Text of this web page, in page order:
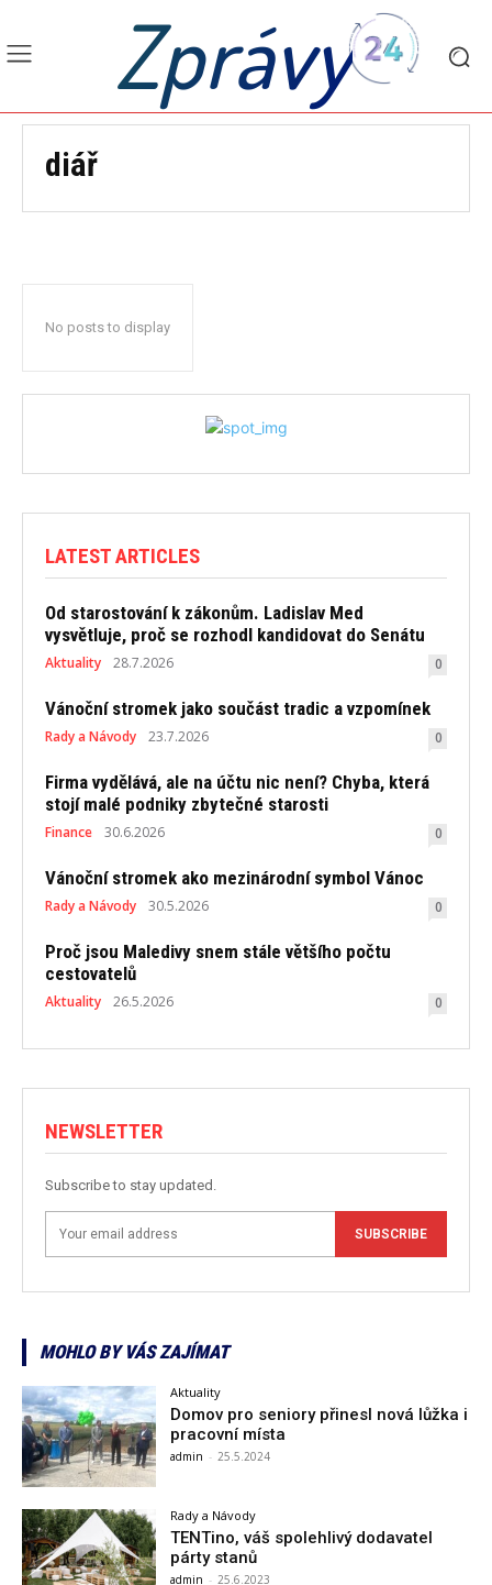
Zprávy
diář
No posts to display
LATEST ARTICLES
Od starostování k zákonům. Ladislav Med
vysvětluje, proč se rozhodl kandidovat do Senátu
Aktuality 28.7.2026 0
Vánoční stromek jako součást tradic a vzpomínek
Rady a Návody 23.7.2026 0
Firma vydělává, ale na účtu nic není? Chyba, která
stojí malé podniky zbytečné starosti
Finance 30.6.2026 0
Vánoční stromek ako mezinárodní symbol Vánoc
Rady a Návody 30.5.2026 0
Proč jsou Maledivy snem stále většího počtu
cestovatelů
Aktuality 26.5.2026 0
NEWSLETTER
Subscribe to stay updated.
SUBSCRIBE
MOHLO BY VÁS ZAJÍMAT
Aktuality
Domov pro seniory přinesl nová lůžka i
pracovní místa
admin - 25.5.2024
Rady a Návody
TENTino, váš spolehlivý dodavatel
párty stanů
admin - 25.6.2023